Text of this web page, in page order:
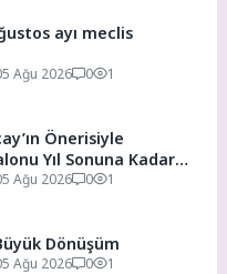
ayı meclis
Ağu 2026 0 1
Önerisiyle
Yıl Sonuna Kadar
Ağu 2026 0 1
Dönüşüm
Ağu 2026 0 1